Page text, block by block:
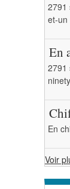
2791
et-un
En
2791
En
Voir